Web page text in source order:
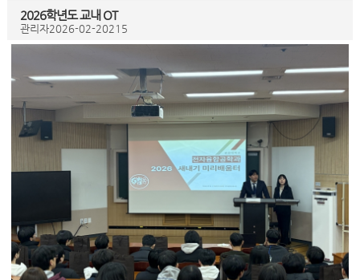
2026학년도 교내 OT
관리자2026-02-20215